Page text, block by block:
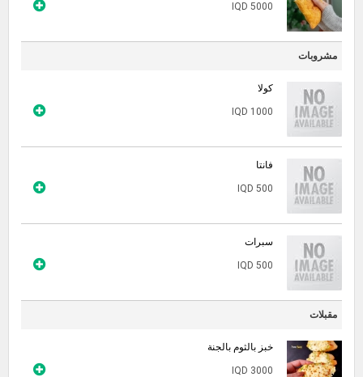
IQD 5000
مشروبات
كولا
IQD 1000
فانتا
IQD 500
سبرات
IQD 500
مقبلات
خبز بالثوم بالجنة
IQD 3000